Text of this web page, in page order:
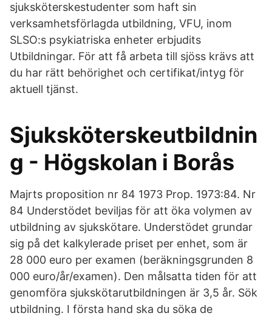
sjuksköterskestudenter som haft sin
verksamhetsförlagda utbildning, VFU, inom
SLSO:s psykiatriska enheter erbjudits
Utbildningar. För att få arbeta till sjöss krävs att
du har rätt behörighet och certifikat/intyg för
aktuell tjänst.
Sjuksköterskeutbildnin
g - Högskolan i Borås
Majrts proposition nr 84 1973 Prop. 1973:84. Nr
84 Understödet beviljas för att öka volymen av
utbildning av sjukskötare. Understödet grundar
sig på det kalkylerade priset per enhet, som är
28 000 euro per examen (beräkningsgrunden 8
000 euro/år/examen). Den målsatta tiden för att
genomföra sjukskötarutbildningen är 3,5 år. Sök
utbildning. I första hand ska du söka de